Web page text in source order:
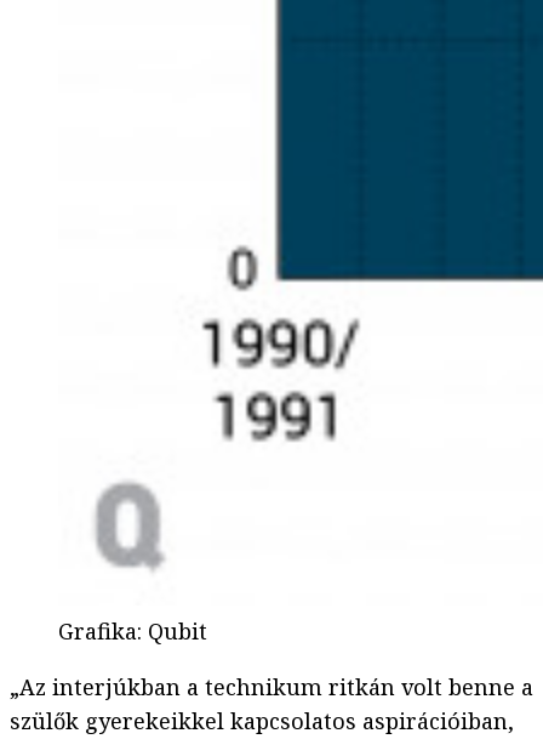
Grafika: Qubit
„Az interjúkban a technikum ritkán volt benne a
szülők gyerekeikkel kapcsolatos aspirációiban,